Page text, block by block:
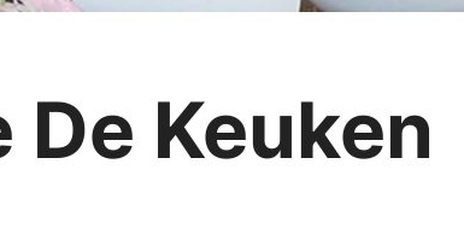
De Keuken